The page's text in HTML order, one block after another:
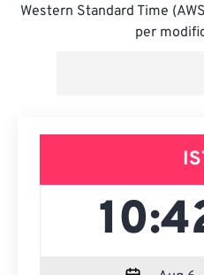
Western Standard Time
per